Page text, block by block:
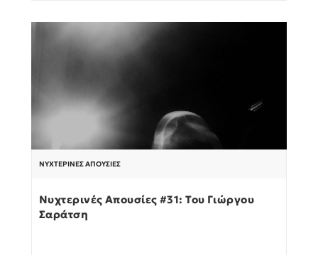
ΝΥΧΤΕΡΙΝΈΣ ΑΠΟΥΣΊΕΣ
Νυχτερινές Απουσίες #31: Του Γιώργου
Σαράτση